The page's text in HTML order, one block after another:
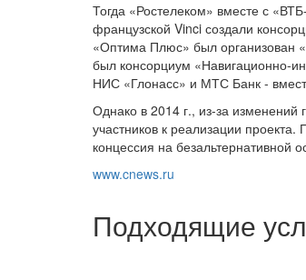
Тогда «Ростелеком» вместе с
французской Vinci создали
«Оптима Плюс» был организован
был консорциум «Навигационно-
НИС «Глонасс» и МТС Банк -
Однако в 2014 г., из-за изменений
участников к реализации
концессия на безальтернативной
www.cnews.ru
Подходящие